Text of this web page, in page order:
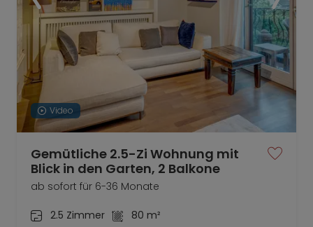
Video
Gemütliche 2.5-Zi Wohnung mit
Blick in den Garten, 2 Balkone
ab sofort für 6-36 Monate
2.5 Zimmer
80 m²